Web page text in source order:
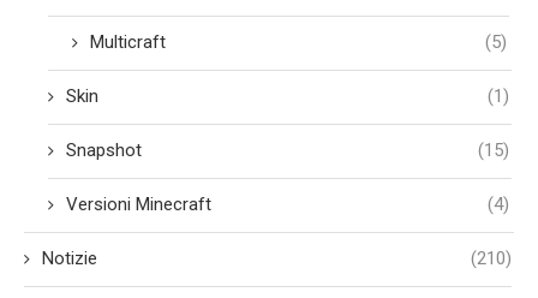
Multicraft (5)
Skin (1)
Snapshot (15)
Versioni Minecraft (4)
Notizie (210)